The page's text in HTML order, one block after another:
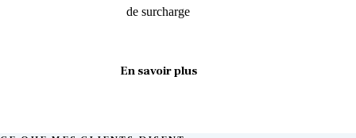
de surcharge
En savoir plus